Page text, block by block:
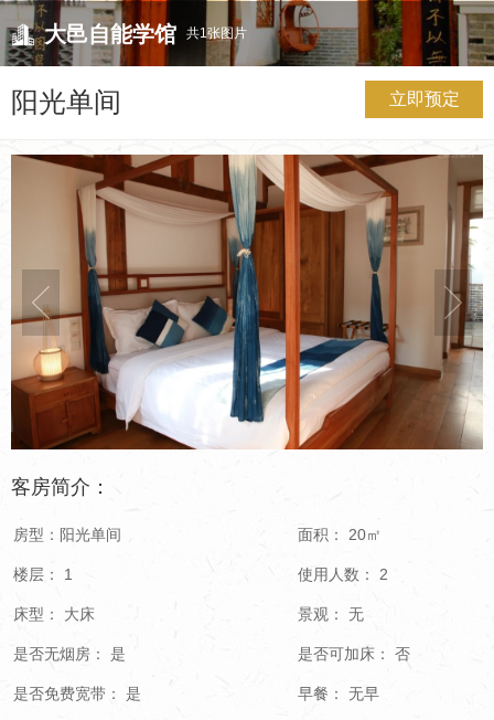
大邑自能学馆 共1张图片
阳光单间 立即预定
客房简介：
房型：阳光单间 面积： 20㎡
楼层： 1 使用人数： 2
床型： 大床 景观： 无
是否无烟房： 是 是否可加床： 否
是否免费宽带： 是 早餐： 无早